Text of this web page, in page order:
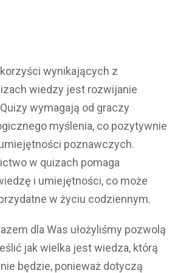
wynikających z
wiedzy jest rozwijanie
wymagają od graczy
myślenia, co pozytywnie
poznawczych.
w quizach pomaga
i umiejętności, co może
w życiu codziennym.
dla Was ułożyliśmy pozwolą
jak wielka jest wiedza, którą
będzie, ponieważ dotyczą